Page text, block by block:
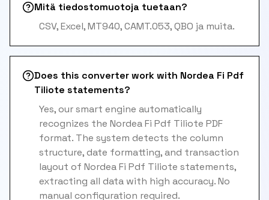
Mitä tiedostomuotoja tuetaan?
CSV, Excel, MT940, CAMT.053, QBO ja muita.
Does this converter work with Nordea Fi Pdf
Tiliote statements?
Yes, our smart engine automatically
recognizes the Nordea Fi Pdf Tiliote PDF
format. The system detects the column
structure, date formatting, and transaction
layout of Nordea Fi Pdf Tiliote statements,
extracting all data with high accuracy. No
manual configuration required.